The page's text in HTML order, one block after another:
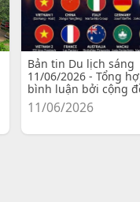
Bản tin Du lịch sáng
11/06/2026 - Tổng
bình luận bởi cộng
11/06/2026